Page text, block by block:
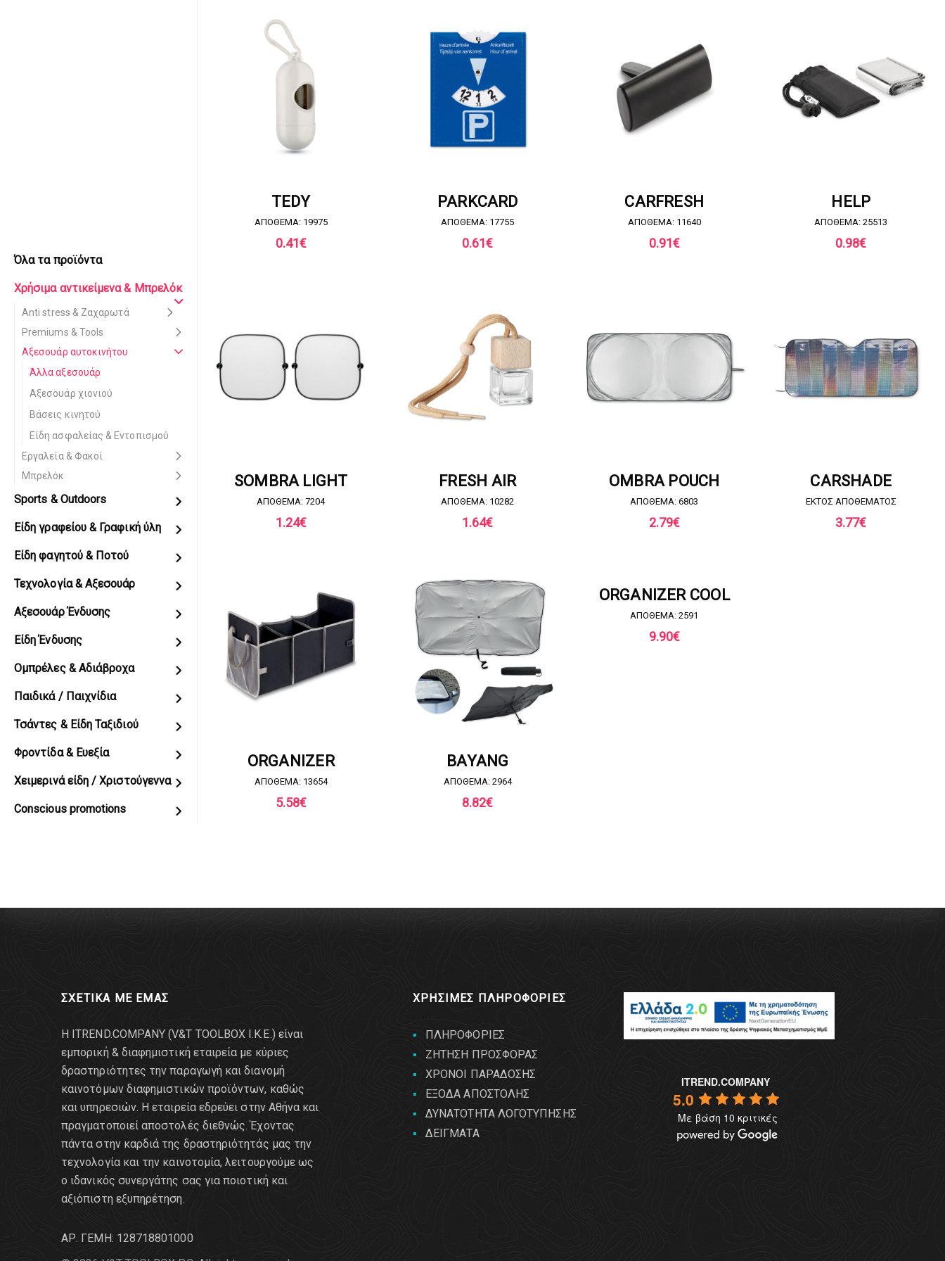
Όλα τα προϊόντα
Χρήσιμα αντικείμενα & Μπρελόκ
Anti stress & Ζαχαρωτά
Premiums & Tools
Αξεσουάρ αυτοκινήτου
Άλλα αξεσουάρ
Αξεσουάρ χιονιού
Βάσεις κινητού
Είδη ασφαλείας & Εντοπισμού
Εργαλεία & Φακοί
Μπρελόκ
Sports & Outdoors
Είδη γραφείου & Γραφική ύλη
Είδη φαγητού & Ποτού
Τεχνολογία & Αξεσουάρ
Αξεσουάρ Ένδυσης
Είδη Ένδυσης
Ομπρέλες & Αδιάβροχα
Παιδικά / Παιχνίδια
Τσάντες & Είδη Ταξιδιού
Φροντίδα & Ευεξία
Χειμερινά είδη / Χριστούγεννα
Conscious promotions
ΖΗΤΗΣΤΕ ΠΡΟΣΦΟΡΑ
TEDY
ΑΠΟΘΕΜΑ: 19975
0.41€
ΖΗΤΗΣΤΕ ΠΡΟΣΦΟΡΑ
PARKCARD
ΑΠΟΘΕΜΑ: 17755
0.61€
ΖΗΤΗΣΤΕ ΠΡΟΣΦΟΡΑ
CARFRESH
ΑΠΟΘΕΜΑ: 11640
0.91€
ΖΗΤΗΣΤΕ ΠΡΟΣΦΟΡΑ
HELP
ΑΠΟΘΕΜΑ: 25513
0.98€
ΖΗΤΗΣΤΕ ΠΡΟΣΦΟΡΑ
SOMBRA LIGHT
ΑΠΟΘΕΜΑ: 7204
1.24€
ΖΗΤΗΣΤΕ ΠΡΟΣΦΟΡΑ
FRESH AIR
ΑΠΟΘΕΜΑ: 10282
1.64€
ΖΗΤΗΣΤΕ ΠΡΟΣΦΟΡΑ
OMBRA POUCH
ΑΠΟΘΕΜΑ: 6803
2.79€
ΖΗΤΗΣΤΕ ΠΡΟΣΦΟΡΑ
CARSHADE
EKTOΣ ΑΠΟΘΕΜΑΤΟΣ
3.77€
ΖΗΤΗΣΤΕ ΠΡΟΣΦΟΡΑ
ORGANIZER
ΑΠΟΘΕΜΑ: 13654
5.58€
ΖΗΤΗΣΤΕ ΠΡΟΣΦΟΡΑ
BAYANG
ΑΠΟΘΕΜΑ: 2964
8.82€
ΖΗΤΗΣΤΕ ΠΡΟΣΦΟΡΑ
ORGANIZER COOL
ΑΠΟΘΕΜΑ: 2591
9.90€
ΣΧΕΤΙΚΑ ΜΕ ΕΜΑΣ
Η ITREND.COMPANY (V&T TOOLBOX Ι.Κ.Ε.) είναι
εμπορική & διαφημιστική εταιρεία με κύριες
δραστηριότητες την παραγωγή και διανομή
καινοτόμων διαφημιστικών προϊόντων, καθώς
και υπηρεσιών. Η εταιρεία εδρεύει στην Αθήνα και
πραγματοποιεί αποστολές διεθνώς. Έχοντας
πάντα στην καρδιά της δραστηριότητάς μας την
τεχνολογία και την καινοτομία, λειτουργούμε ως
ο ιδανικός συνεργάτης σας για ποιοτική και
αξιόπιστη εξυπηρέτηση.
AΡ. ΓΕΜΗ: 128718801000
ΧΡΗΣΙΜΕΣ ΠΛΗΡΟΦΟΡΙΕΣ
ΠΛΗΡΟΦΟΡΙΕΣ
ΖΗΤΗΣΗ ΠΡΟΣΦΟΡΑΣ
ΧΡΟΝΟΙ ΠΑΡΑΔΟΣΗΣ
ΕΞΟΔΑ ΑΠΟΣΤΟΛΗΣ
ΔΥΝΑΤΟΤΗΤΑ ΛΟΓΟΤΥΠΗΣΗΣ
ΔΕΙΓΜΑΤΑ
ITREND.COMPANY
5.0
Με βάση 10 κριτικές